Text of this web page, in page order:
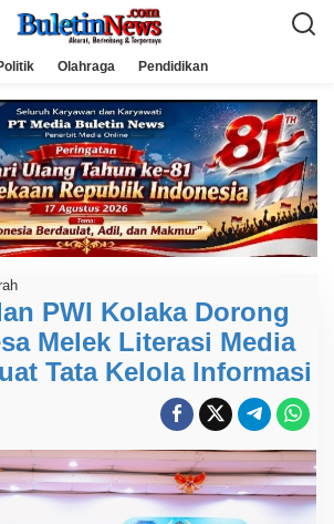
Olahraga Pendidikan
V
a
l
e
d
W
I
K
o
PWI Kolaka Dorong
Melek Literasi Media
Tata Kelola Informasi